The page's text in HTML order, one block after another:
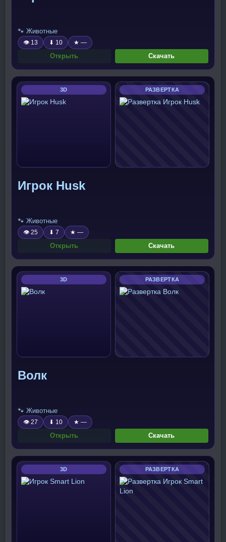
🐾 Животные
👁 13 ⬇ 10 ★ —
Открыть Скачать
3D РАЗВЕРТКА
Игрок Husk
🐾 Животные
👁 25 ⬇ 7 ★ —
Открыть Скачать
3D РАЗВЕРТКА
Волк
🐾 Животные
👁 27 ⬇ 10 ★ —
Открыть Скачать
3D РАЗВЕРТКА